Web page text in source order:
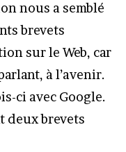
nous a semblé
brevets
sur le Web, car
à l’avenir.
ci avec Google.
deux brevets